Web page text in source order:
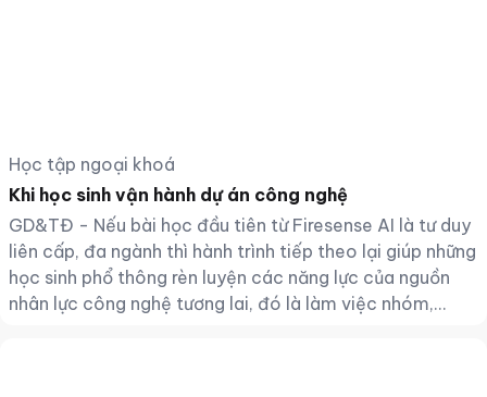
Học tập ngoại khoá
Khi học sinh vận hành dự án công nghệ
GD&TĐ - Nếu bài học đầu tiên từ Firesense AI là tư duy
liên cấp, đa ngành thì hành trình tiếp theo lại giúp những
học sinh phổ thông rèn luyện các năng lực của nguồn
nhân lực công nghệ tương lai, đó là làm việc nhóm,